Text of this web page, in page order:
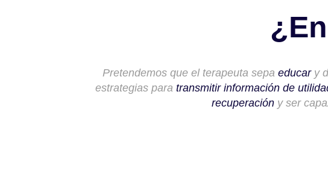
Pretendemos que el terapeuta sepa educar y
estrategias para transmitir información de
recuperacióny ser